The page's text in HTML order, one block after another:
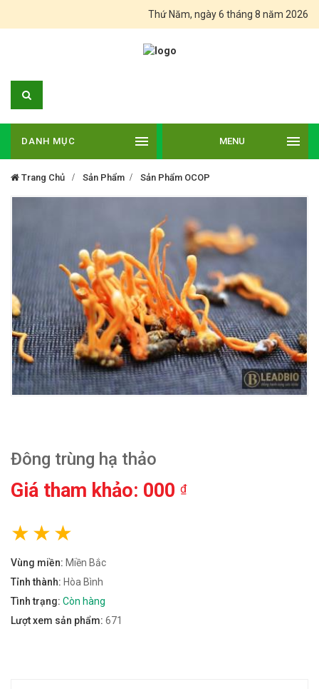
Thứ Năm, ngày 6 tháng 8 năm 2026
DANH MỤC MENU
Trang Chủ Sản Phẩm Sản Phẩm OCOP
Đông trùng hạ thảo
Giá tham khảo: 000 ₫
Vùng miền: Miền Bắc
Tỉnh thành: Hòa Bình
Tình trạng: Còn hàng
Lượt xem sản phẩm: 671